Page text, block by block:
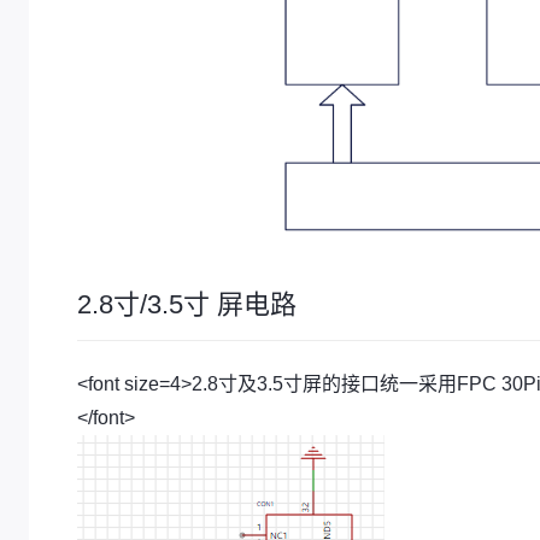
2.8寸/3.5寸 屏电路
<font size=4>2.8寸及3.5寸屏的接口统一采用FPC
</font>